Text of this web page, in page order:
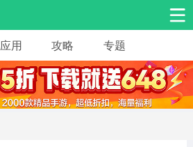
手游工具
角色扮演 益智休闲
应用 攻略 专题